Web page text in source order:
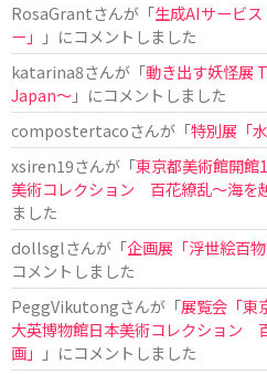
RosaGrantさんが「生成AIサービ
ー」
」にコメントしました
katarina8さんが「動き出す妖怪展
Japan〜」にコメントしました
compostertacoさんが「特別展「水
xsiren19さんが「東京都美術館開
美術コレクション 百花繚乱～海を
ました
dollsglさんが「企画展「浮世絵百
コメントしました
PeggVikutongさんが「展覧会「東
大英博物館日本美術コレクション
画」
」にコメントしました